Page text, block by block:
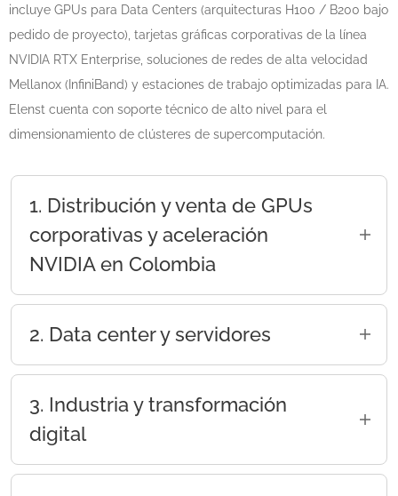
incluye GPUs para Data Centers (arquitecturas H100 / B200 bajo
pedido de proyecto), tarjetas gráficas corporativas de la línea
NVIDIA RTX Enterprise, soluciones de redes de alta velocidad
Mellanox (InfiniBand) y estaciones de trabajo optimizadas para IA.
Elenst cuenta con soporte técnico de alto nivel para el
dimensionamiento de clústeres de supercomputación.
1. Distribución y venta de GPUs
corporativas y aceleración
NVIDIA en Colombia
Nuestra oferta de NVIDIA está orientada
estrictamente al sector corporativo, científico e
industrial, alejándonos del retail de consumo
para enfocarnos en la alta potencia:
Aceleración para Centros de Datos
(Data Centers):
procesamiento masivo diseñado para
2. Data center y servidores
Las soluciones NVIDIA son utilizadas en:
Data center
Servidores GPU
Virtualización
3. Industria y transformación
digital
Distribuimos soluciones para sectores como: